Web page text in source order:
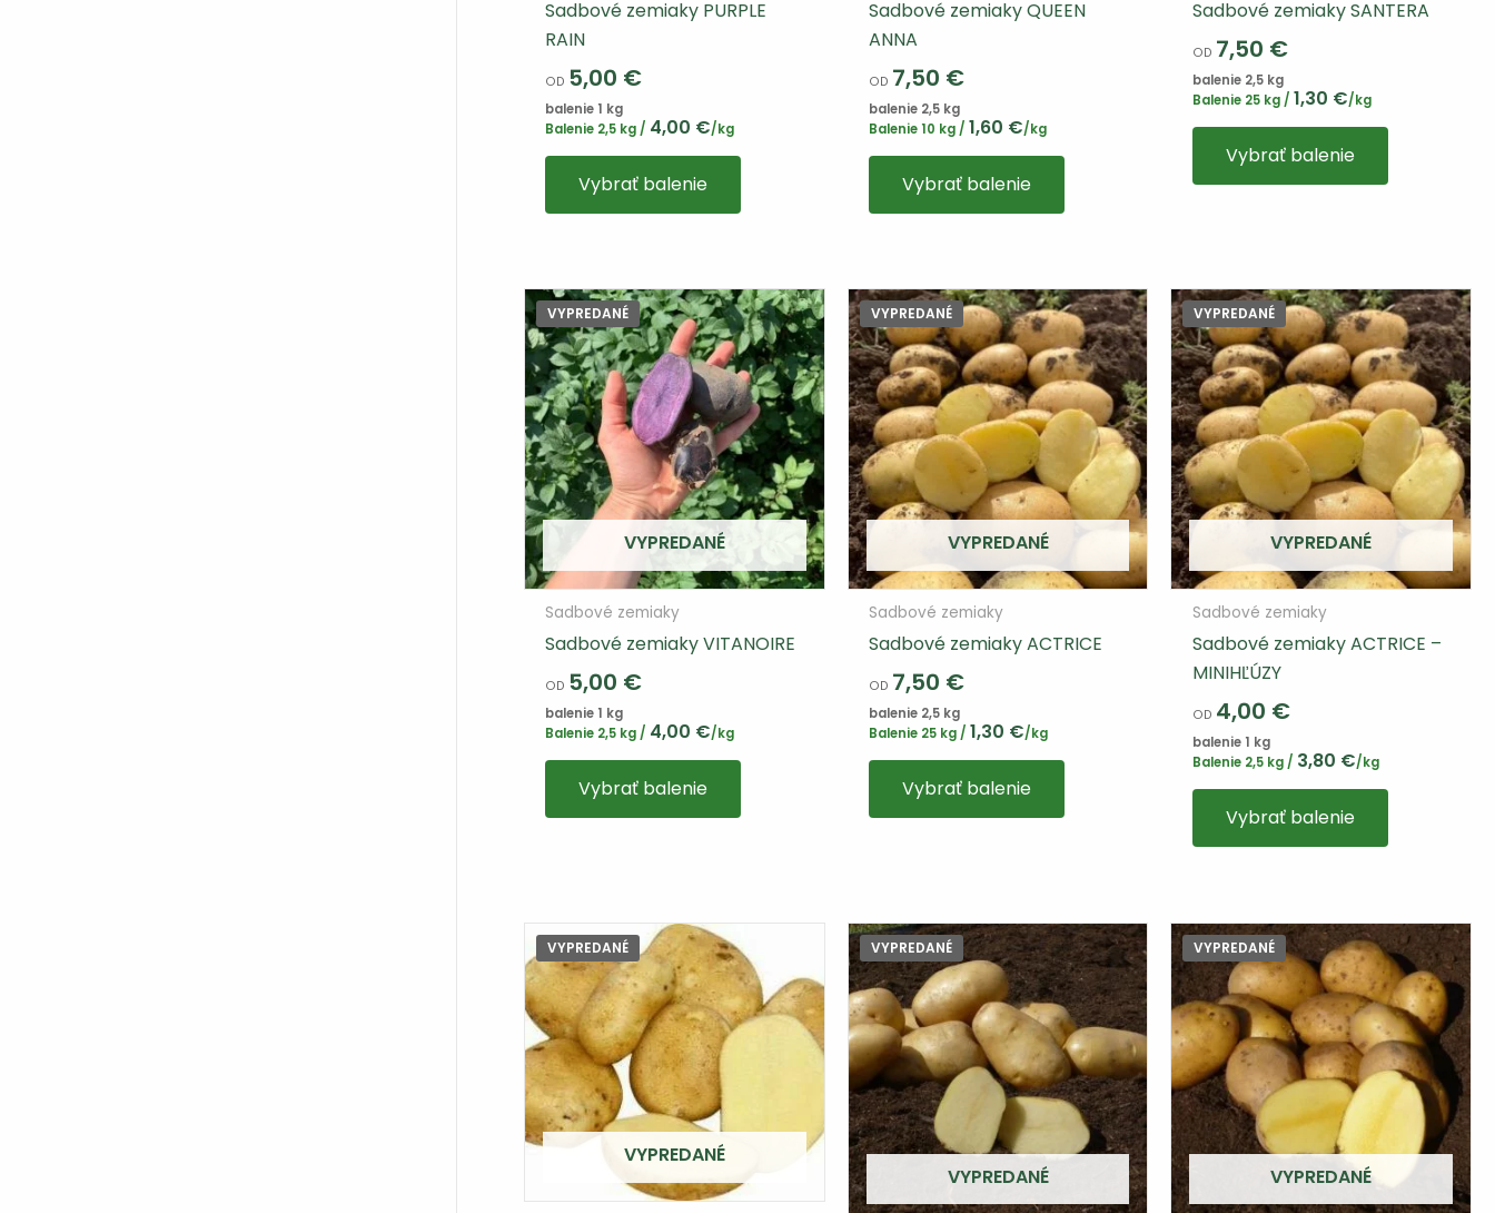
Sadbové zemiaky PURPLE
RAIN
OD 5,00 €
balenie 1 kg
Balenie 2,5 kg / 4,00 €/kg
Vybrať balenie
Tento
má
Varianty
si
môžete
vybrať
na
stránke
produktu
Sadbové zemiaky QUEEN
ANNA
OD 7,50 €
balenie 2,5 kg
Balenie 10 kg / 1,60 €/kg
Vybrať balenie
Sadbové zemiaky SANTERA
OD 7,50 €
balenie 2,5 kg
Balenie 25 kg / 1,30 €/kg
Vybrať balenie
Tento
má
si
môžete
vybrať
na
stránke
produktu
VYPREDANÉ
VYPREDANÉ
Sadbové zemiaky
Sadbové zemiaky VITANOIRE
OD 5,00 €
balenie 1 kg
Balenie 2,5 kg / 4,00 €/kg
Vybrať balenie
VYPREDANÉ
VYPREDANÉ
Sadbové zemiaky
Sadbové zemiaky ACTRICE
OD 7,50 €
balenie 2,5 kg
Balenie 25 kg / 1,30 €/kg
Vybrať balenie
Tento
má
si
môžete
vybrať
na
stránke
produktu
VYPREDANÉ
VYPREDANÉ
Sadbové zemiaky
Sadbové zemiaky ACTRICE –
MINIHĽÚZY
OD 4,00 €
balenie 1 kg
Balenie 2,5 kg / 3,80 €/kg
Vybrať balenie
Tento
má
Varianty
si
môžete
vybrať
na
stránke
produktu
VYPREDANÉ
VYPREDANÉ
VYPREDANÉ
VYPREDANÉ
VYPREDANÉ
VYPREDANÉ